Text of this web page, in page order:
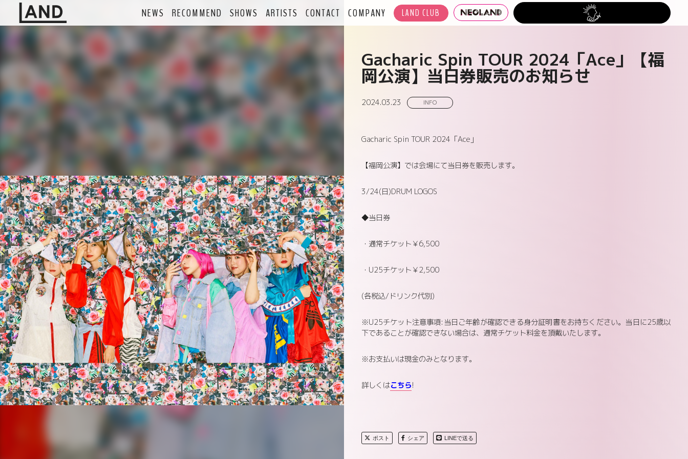
NEWS RECOMMEND SHOWS ARTISTS CONTACT COMPANY LAND CLUB
Gacharic Spin TOUR 2024「Ace」【福
岡公演】当日券販売のお知らせ
2024.03.23 INFO
Gacharic Spin TOUR 2024「Ace」
【福岡公演】では会場にて当日券を販売します。
3/24(日)DRUM LOGOS
◆当日券
・通常チケット￥6,500
・U25チケット￥2,500
(各税込/ドリンク代別)
※U25チケット注意事項:当日ご年齢が確認できる身分証明書をお持ちください。当日に25歳以
下であることが確認できない場合は、通常チケット料金を頂戴いたします。
※お支払いは現金のみとなります。
詳しくはこちら!
ポスト シェア LINEで送る